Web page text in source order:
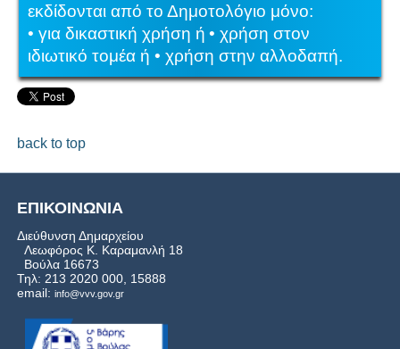
εκδίδονται από το Δημοτολόγιο μόνο:
• για δικαστική χρήση ή • χρήση στον
ιδιωτικό τομέα ή• χρήση στην αλλοδαπή.
back to top
ΕΠΙΚΟΙΝΩΝΙΑ
Διεύθυνση Δημαρχείου
Λεωφόρος Κ. Καραμανλή 18
Βούλα 16673
Τηλ: 213 2020 000, 15888
email: info@vvv.gov.gr